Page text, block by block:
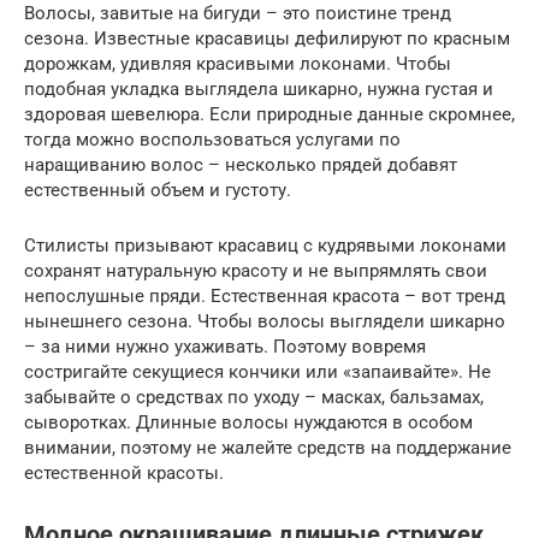
Волосы, завитые на бигуди – это поистине тренд
сезона. Известные красавицы дефилируют по красным
дорожкам, удивляя красивыми локонами. Чтобы
подобная укладка выглядела шикарно, нужна густая и
здоровая шевелюра. Если природные данные скромнее,
тогда можно воспользоваться услугами по
наращиванию волос – несколько прядей добавят
естественный объем и густоту.
Стилисты призывают красавиц с кудрявыми локонами
сохранят натуральную красоту и не выпрямлять свои
непослушные пряди. Естественная красота – вот тренд
нынешнего сезона. Чтобы волосы выглядели шикарно
– за ними нужно ухаживать. Поэтому вовремя
состригайте секущиеся кончики или «запаивайте». Не
забывайте о средствах по уходу – масках, бальзамах,
сыворотках. Длинные волосы нуждаются в особом
внимании, поэтому не жалейте средств на поддержание
естественной красоты.